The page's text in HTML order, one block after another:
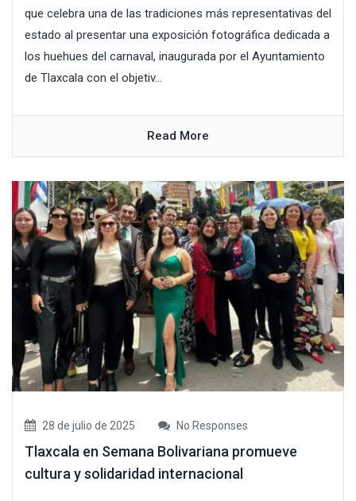
que celebra una de las tradiciones más representativas del
estado al presentar una exposición fotográfica dedicada a
los huehues del carnaval, inaugurada por el Ayuntamiento
de Tlaxcala con el objetiv...
Read More
28 de julio de 2025 No Responses
Tlaxcala en Semana Bolivariana promueve
cultura y solidaridad internacional